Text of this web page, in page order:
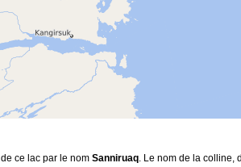
ce lac par le nom Sanniruaq. Le nom de la colline,